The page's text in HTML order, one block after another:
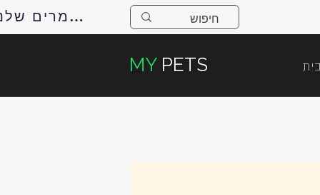
למאמרים שלנו
MYPETS